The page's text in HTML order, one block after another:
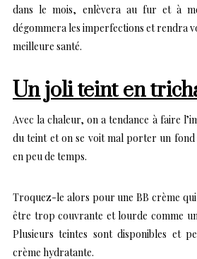
dans le mois, enlèvera au fur et à
dégommera les imperfections et rendra
meilleure santé.
Un joli teint en
Avec la chaleur, on a tendance à faire
du teint et on se voit mal porter un
en peu de temps.
Troquez-le alors pour une BB crème
être trop couvrante et lourde comme
Plusieurs teintes sont disponibles et
crème hydratante.